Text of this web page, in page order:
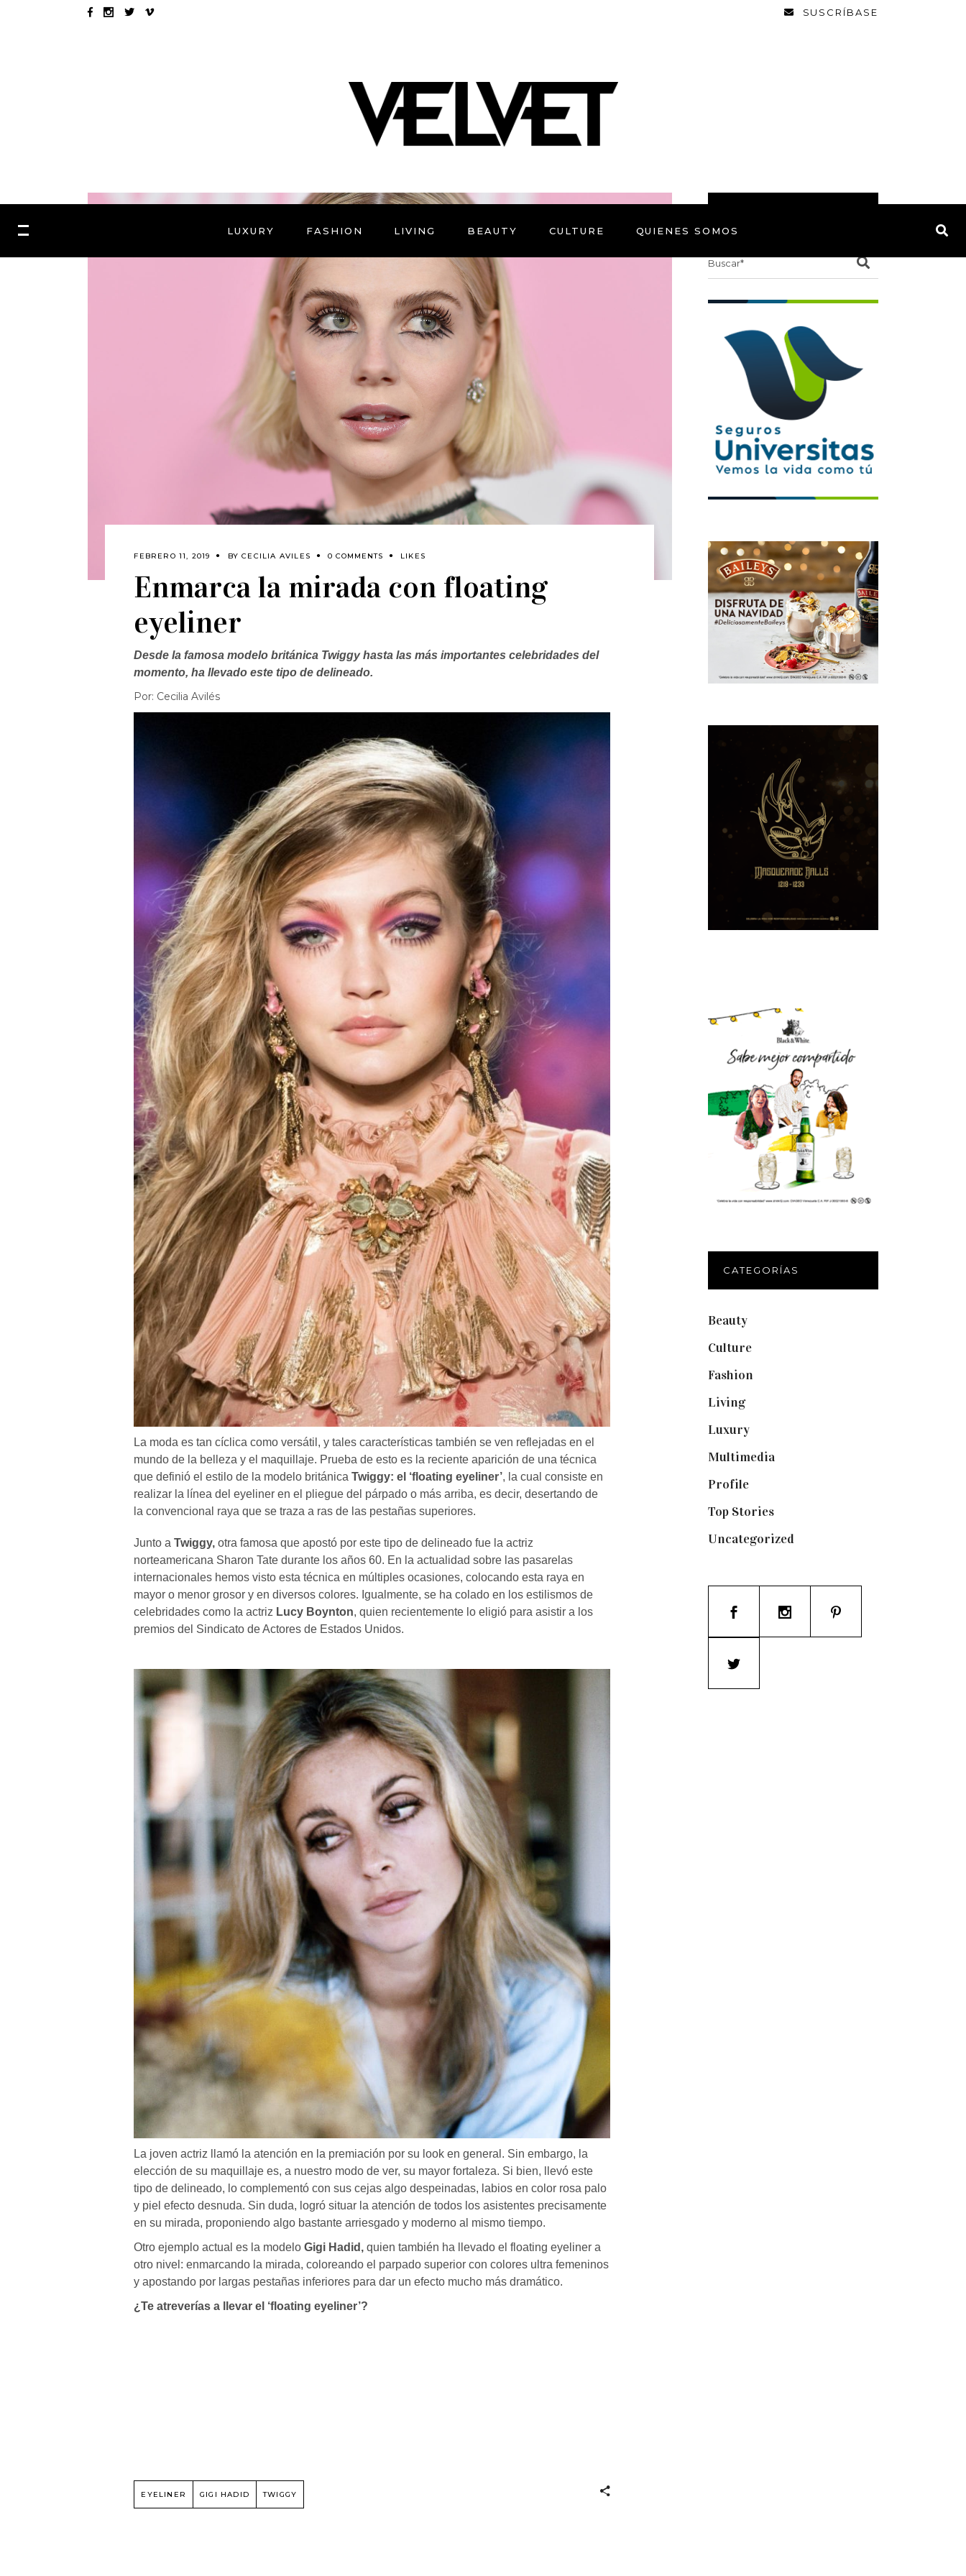
SUSCRÍBASE
LUXURY FASHION LIVING BEAUTY CULTURE QUIENES SOMOS
FEBRERO 11, 2019 BYCECILIA AVILES 0 COMMENTS LIKES
Enmarca la mirada con floating
eyeliner
Desde la famosa modelo británica Twiggy hasta las más importantes celebridades del
momento, ha llevado este tipo de delineado.
Por: Cecilia Avilés
La moda es tan cíclica como versátil, y tales características también se ven reflejadas en el
mundo de la belleza y el maquillaje. Prueba de esto es la reciente aparición de una técnica
que definió el estilo de la modelo británica Twiggy: el ‘floating eyeliner’, la cual consiste en
realizar la línea del eyeliner en el pliegue del párpado o más arriba, es decir, desertando de
la convencional raya que se traza a ras de las pestañas superiores.
Junto aTwiggy, otra famosa que apostó por este tipo de delineado fue la actriz
norteamericana Sharon Tate durante los años 60. En la actualidad sobre las pasarelas
internacionales hemos visto esta técnica en múltiples ocasiones, colocando esta raya en
mayor o menor grosor y en diversos colores. Igualmente, se ha colado en los estilismos de
celebridades como la actriz Lucy Boynton, quien recientemente lo eligió para asistir a los
premios del Sindicato de Actores de Estados Unidos.
La joven actriz llamó la atención en la premiación por su look en general. Sin embargo, la
elección de su maquillaje es, a nuestro modo de ver, su mayor fortaleza. Si bien, llevó este
tipo de delineado, lo complementó con sus cejas algo despeinadas, labios en color rosa palo
y piel efecto desnuda. Sin duda, logró situar la atención de todos los asistentes precisamente
en su mirada, proponiendo algo bastante arriesgado y moderno al mismo tiempo.
Otro ejemplo actual es la modeloGigi Hadid, quien también ha llevado el floating eyeliner a
otro nivel: enmarcando la mirada, coloreando el parpado superior con colores ultra femeninos
y apostando por largas pestañas inferiores para dar un efecto mucho más dramático.
¿Te atreverías a llevar el ‘floating eyeliner’?
EYELINER GIGI HADID TWIGGY
Search
CATEGORÍAS
Beauty(250)
Culture(132)
Fashion
Living(337)
Luxury(664)
Multimedia(10)
Profile(8)
Top Stories(123)
Uncategorized